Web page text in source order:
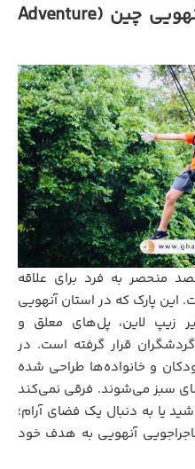
9- پارک ماجراجویی در آنهویی چین (Adventure
منحصر به فرد برای علاقه
این پارک که در استان آنهویی
زیپ لاین، پل‌های معلق و
قرار گرفته است. در
و خانواده‌ها طراحی شده
سبز می‌شوند. فرقی نمی‌کند
یا به دنبال یک فضای آرام؛
آنهویی به هدف خود